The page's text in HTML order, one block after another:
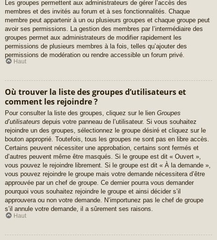
Les groupes permettent aux administrateurs de gérer l’accès des
membres et des invités au forum et à ses fonctionnalités. Chaque
membre peut appartenir à un ou plusieurs groupes et chaque groupe peut
avoir ses permissions. La gestion des membres par l’intermédiaire des
groupes permet aux administrateurs de modifier rapidement les
permissions de plusieurs membres à la fois, telles qu’ajouter des
permissions de modération ou rendre accessible un forum privé.
Haut
Où trouver la liste des groupes d’utilisateurs et
comment les rejoindre ?
Pour consulter la liste des groupes, cliquez sur le lien Groupes
d’utilisateurs depuis votre panneau de l’utilisateur. Si vous souhaitez
rejoindre un des groupes, sélectionnez le groupe désiré et cliquez sur le
bouton approprié. Toutefois, tous les groupes ne sont pas en libre accès.
Certains peuvent nécessiter une approbation, certains sont fermés et
d’autres peuvent même être masqués. Si le groupe est dit « Ouvert »,
vous pouvez le rejoindre librement. Si le groupe est dit « À la demande »,
vous pouvez rejoindre le groupe mais votre demande nécessitera d’être
approuvée par un chef de groupe. Ce dernier pourra vous demander
pourquoi vous souhaitez rejoindre le groupe et ainsi décider s’il
approuvera ou non votre demande. N’importunez pas le chef de groupe
s’il annule votre demande, il a sûrement ses raisons.
Haut